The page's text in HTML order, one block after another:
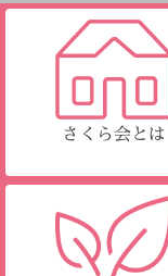
さくら会とは